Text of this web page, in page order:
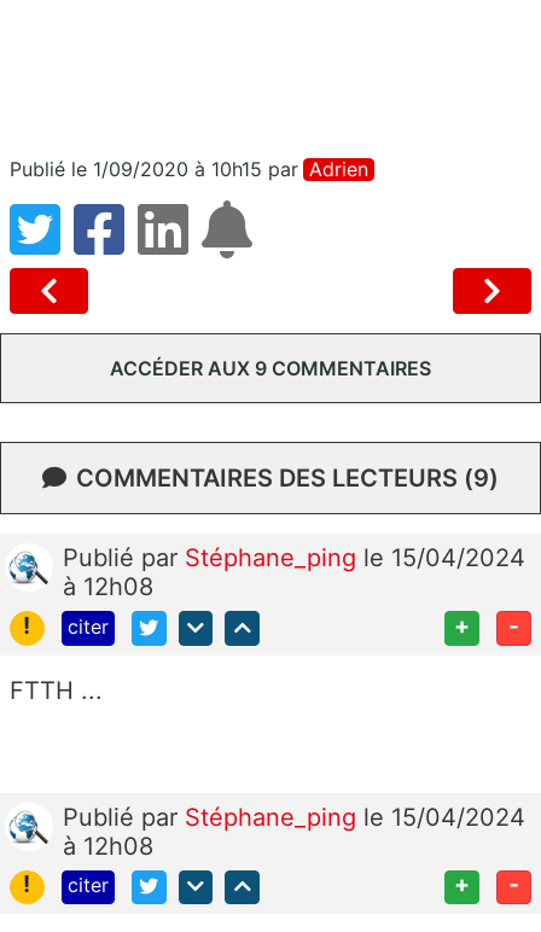
Publié le 1/09/2020 à 10h15 par Adrien
ACCÉDER AUX 9 COMMENTAIRES
COMMENTAIRES DES LECTEURS (9)
Publié par Stéphane_ping le 15/04/2024
à 12h08
!
citer + -
FTTH ...
Publié par Stéphane_ping le 15/04/2024
à 12h08
!
citer + -